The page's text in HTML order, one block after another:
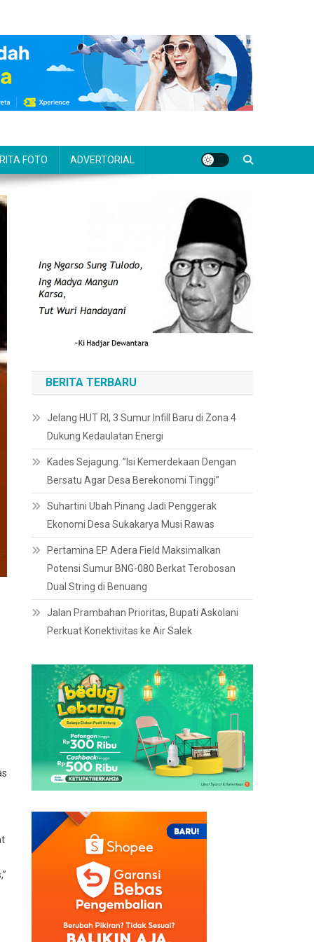
FOTO ADVERTORIAL
BERITA TERBARU
Jelang HUT RI, 3 Sumur Infill Baru di Zona 4
Dukung Kedaulatan Energi
Kades Sejagung. ”Isi Kemerdekaan Dengan
Bersatu Agar Desa Berekonomi Tinggi”
Suhartini Ubah Pinang Jadi Penggerak
Ekonomi Desa Sukakarya Musi Rawas
Pertamina EP Adera Field Maksimalkan
Potensi Sumur BNG-080 Berkat Terobosan
Dual String di Benuang
Jalan Prambahan Prioritas, Bupati Askolani
Perkuat Konektivitas ke Air Salek